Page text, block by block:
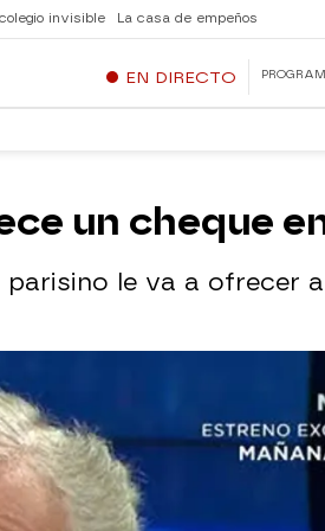
invisible La casa de empeños
EN DIRECTO
un cheque
parisino le va a ofrecer